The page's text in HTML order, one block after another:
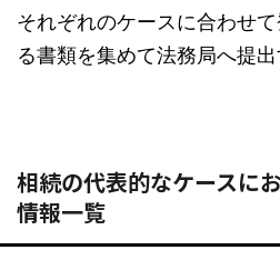
それぞれのケースに合わせ
る書類を集めて法務局へ提出
相続の代表的なケースに
情報一覧